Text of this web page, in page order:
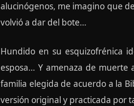
alucinógenos, me imagino que
volvió a dar del bote…
Hundido en su esquizofrénica
esposa… Y amenaza de muerte
familia elegida de acuerdo a la
versión original y practicada por